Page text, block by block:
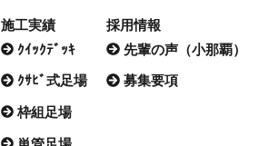
施工実績
ｸｲｯｸﾃﾞｯｷ
ｸｻﾋﾞ式足場
枠組足場
採用情報
先輩の声（小那覇）
募集要項